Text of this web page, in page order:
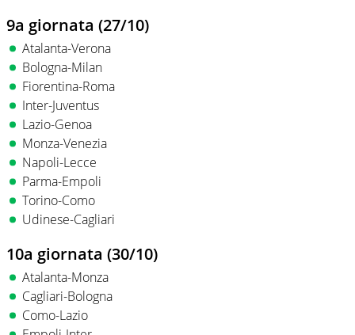
9a giornata (27/10)
Atalanta-Verona
Bologna-Milan
Fiorentina-Roma
Inter-Juventus
Lazio-Genoa
Monza-Venezia
Napoli-Lecce
Parma-Empoli
Torino-Como
Udinese-Cagliari
10a giornata (30/10)
Atalanta-Monza
Cagliari-Bologna
Como-Lazio